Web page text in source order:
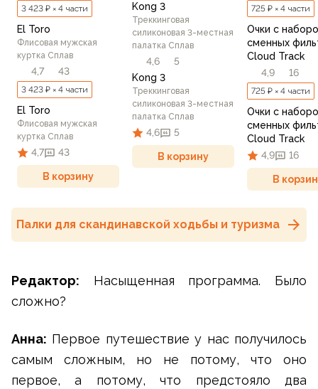
3 423 ₽ × 4 части
El Toro
Флисовая мужская
куртка Сплав
4,7 43
3 423 ₽ × 4 части
El Toro
Флисовая мужская
куртка Сплав
4,7 43
В корзину
Kong 3
Треккинговая
силиконовая 3-местная
палатка Сплав
4,6
5
Kong 3
Треккинговая
силиконовая 3-местная
палатка Сплав
4,6 5
В корзину
725 ₽ × 4 части
Очки с
сменных
Cloud Track
4,9
16
725 ₽ × 4 части
Очки с
сменных
Cloud Track
4,9
16
В
Палки для скандинавской ходьбы и туризма
Редактор: Насыщенная программа. Было
сложно?
Анна: Первое путешествие у нас получилось
самым сложным, но не потому, что оно
первое, а потому, что предстояло два